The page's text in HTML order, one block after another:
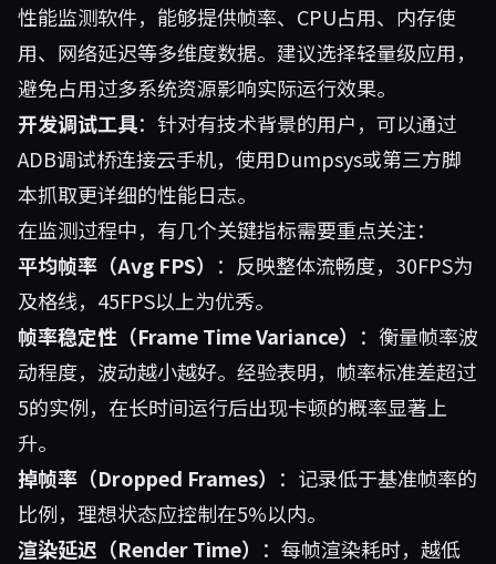
性能监测软件，能够提供帧率、CPU占用、内存使
用、网络延迟等多维度数据。建议选择轻量级应用，
避免占用过多系统资源影响实际运行效果。
开发调试工具：针对有技术背景的用户，可以通过
ADB调试桥连接云手机，使用Dumpsys或第三方脚
本抓取更详细的性能日志。
在监测过程中，有几个关键指标需要重点关注：
平均帧率（Avg FPS） ：反映整体流畅度，30FPS为
及格线，45FPS以上为优秀。
帧率稳定性（Frame Time Variance） ：衡量帧率波
动程度，波动越小越好。经验表明，帧率标准差超过
5的实例，在长时间运行后出现卡顿的概率显著上
升。
掉帧率（Dropped Frames） ：记录低于基准帧率的
比例，理想状态应控制在5%以内。
渲染延迟（Render Time） ：每帧渲染耗时，越低